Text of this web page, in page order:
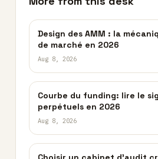
Design des AMM : la
de marché en 2026
Aug 8, 2026
Courbe du funding: lire le
perpétuels en 2026
Aug 8, 2026